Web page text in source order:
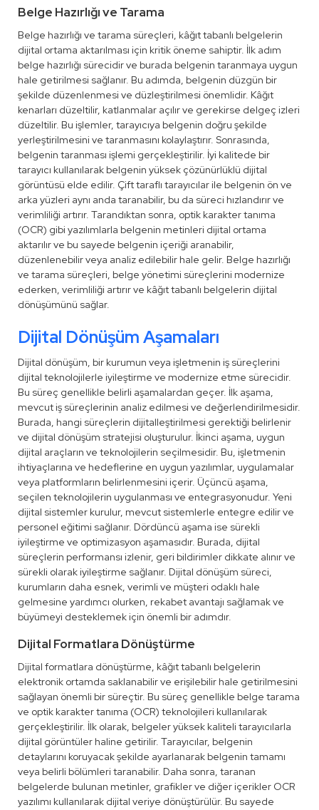
Belge Hazırlığı ve Tarama
Belge hazırlığı ve tarama süreçleri, kâğıt tabanlı belgelerin
dijital ortama aktarılması için kritik öneme sahiptir. İlk adım
belge hazırlığı sürecidir ve burada belgenin taranmaya uygun
hale getirilmesi sağlanır. Bu adımda, belgenin düzgün bir
şekilde düzenlenmesi ve düzleştirilmesi önemlidir. Kâğıt
kenarları düzeltilir, katlanmalar açılır ve gerekirse delgeç izleri
düzeltilir. Bu işlemler, tarayıcıya belgenin doğru şekilde
yerleştirilmesini ve taranmasını kolaylaştırır. Sonrasında,
belgenin taranması işlemi gerçekleştirilir. İyi kalitede bir
tarayıcı kullanılarak belgenin yüksek çözünürlüklü dijital
görüntüsü elde edilir. Çift taraflı tarayıcılar ile belgenin ön ve
arka yüzleri aynı anda taranabilir, bu da süreci hızlandırır ve
verimliliği artırır. Tarandıktan sonra, optik karakter tanıma
(OCR) gibi yazılımlarla belgenin metinleri dijital ortama
aktarılır ve bu sayede belgenin içeriği aranabilir,
düzenlenebilir veya analiz edilebilir hale gelir. Belge hazırlığı
ve tarama süreçleri, belge yönetimi süreçlerini modernize
ederken, verimliliği artırır ve kâğıt tabanlı belgelerin dijital
dönüşümünü sağlar.
Dijital Dönüşüm Aşamaları
Dijital dönüşüm, bir kurumun veya işletmenin iş süreçlerini
dijital teknolojilerle iyileştirme ve modernize etme sürecidir.
Bu süreç genellikle belirli aşamalardan geçer. İlk aşama,
mevcut iş süreçlerinin analiz edilmesi ve değerlendirilmesidir.
Burada, hangi süreçlerin dijitalleştirilmesi gerektiği belirlenir
ve dijital dönüşüm stratejisi oluşturulur. İkinci aşama, uygun
dijital araçların ve teknolojilerin seçilmesidir. Bu, işletmenin
ihtiyaçlarına ve hedeflerine en uygun yazılımlar, uygulamalar
veya platformların belirlenmesini içerir. Üçüncü aşama,
seçilen teknolojilerin uygulanması ve entegrasyonudur. Yeni
dijital sistemler kurulur, mevcut sistemlerle entegre edilir ve
personel eğitimi sağlanır. Dördüncü aşama ise sürekli
iyileştirme ve optimizasyon aşamasıdır. Burada, dijital
süreçlerin performansı izlenir, geri bildirimler dikkate alınır ve
sürekli olarak iyileştirme sağlanır. Dijital dönüşüm süreci,
kurumların daha esnek, verimli ve müşteri odaklı hale
gelmesine yardımcı olurken, rekabet avantajı sağlamak ve
büyümeyi desteklemek için önemli bir adımdır.
Dijital Formatlara Dönüştürme
Dijital formatlara dönüştürme, kâğıt tabanlı belgelerin
elektronik ortamda saklanabilir ve erişilebilir hale getirilmesini
sağlayan önemli bir süreçtir. Bu süreç genellikle belge tarama
ve optik karakter tanıma (OCR) teknolojileri kullanılarak
gerçekleştirilir. İlk olarak, belgeler yüksek kaliteli tarayıcılarla
dijital görüntüler haline getirilir. Tarayıcılar, belgenin
detaylarını koruyacak şekilde ayarlanarak belgenin tamamı
veya belirli bölümleri taranabilir. Daha sonra, taranan
belgelerde bulunan metinler, grafikler ve diğer içerikler OCR
yazılımı kullanılarak dijital veriye dönüştürülür. Bu sayede